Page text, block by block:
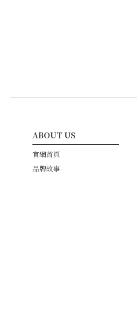
ABOUT US
━━━━━━━━━━━
官網首頁
品牌故事